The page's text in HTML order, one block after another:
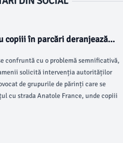
copiii în parcări deranjează
confruntă cu o problemă semnificativă,
solicită intervenția autorităților
de grupurile de părinți care se
cu strada Anatole France, unde copiii